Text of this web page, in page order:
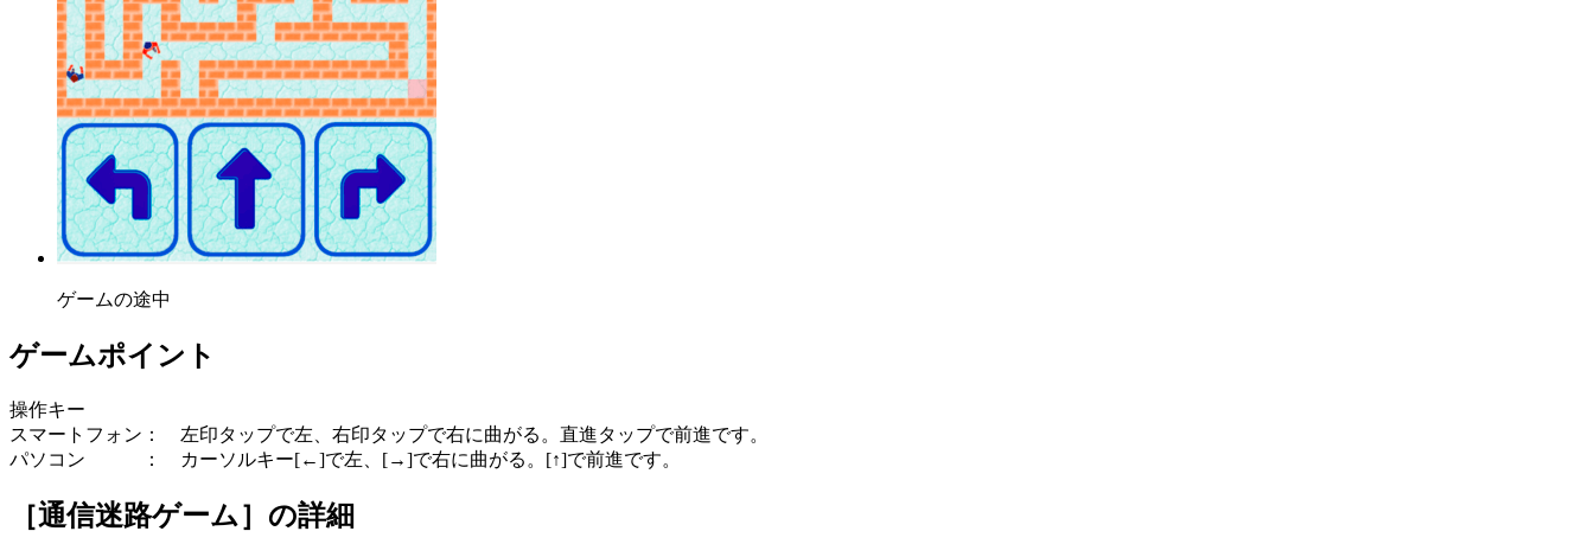
ゲームの途中
ゲームポイント
操作キー
スマートフォン： 左印タップで左、右印タップで右に曲がる。直進タップで前進です。
パソコン ： カーソルキー[←]で左、[→]で右に曲がる。[↑]で前進です。
［通信迷路ゲーム］ の詳細